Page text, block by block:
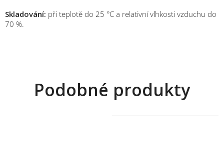
Skladování: při teplotě do 25 °C a relativní vlhkosti vzduchu do
70 %.